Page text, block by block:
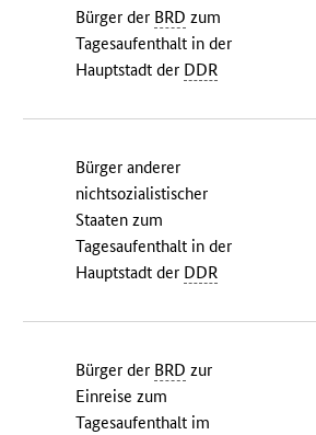
Bürger der BRD zum
Tagesaufenthalt in der
Hauptstadt der DDR
Bürger anderer
nichtsozialistischer
Staaten zum
Tagesaufenthalt in der
Hauptstadt der DDR
Bürger der BRD zur
Einreise zum
Tagesaufenthalt im